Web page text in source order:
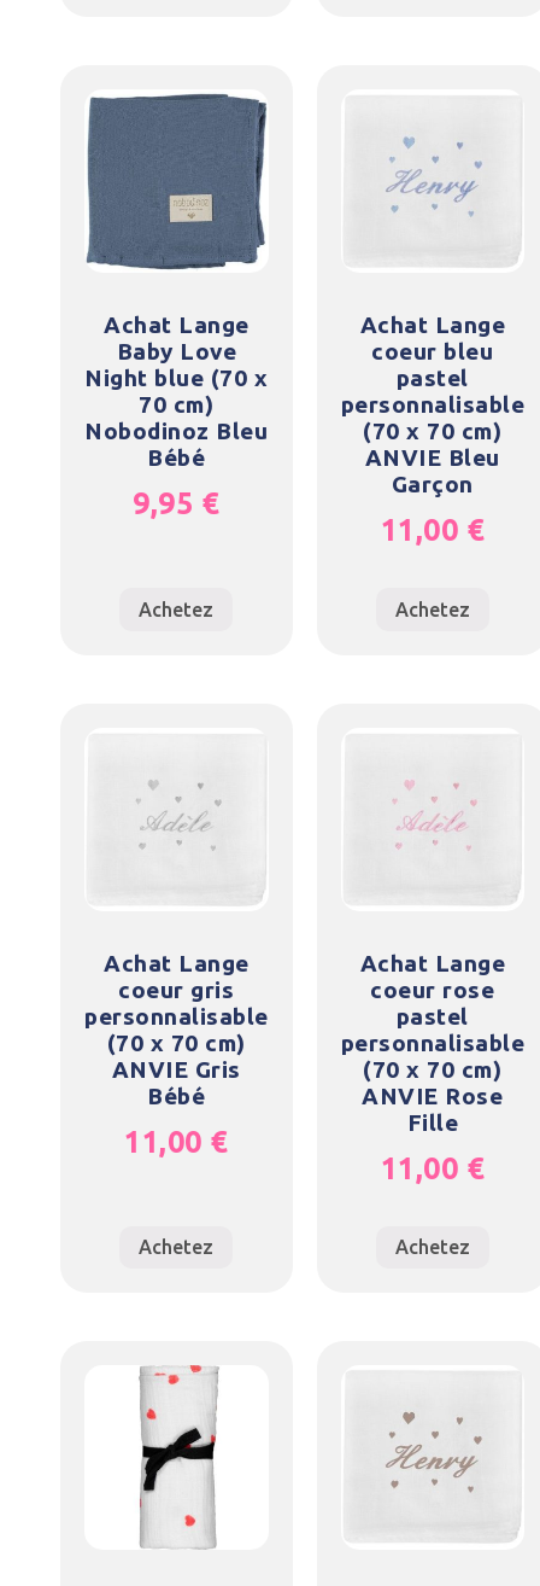
Achat Lange
Baby Love
Night blue (70 x
70 cm)
Nobodinoz Bleu
Bébé
9,95 €
Achetez
Achat Lange
coeur bleu
pastel
personnalisable
(70 x 70 cm)
ANVIE Bleu
Garçon
11,00 €
Achetez
Achat Lange
coeur gris
personnalisable
(70 x 70 cm)
ANVIE Gris
Bébé
11,00 €
Achetez
Achat Lange
coeur rose
pastel
personnalisable
(70 x 70 cm)
ANVIE Rose
Fille
11,00 €
Achetez